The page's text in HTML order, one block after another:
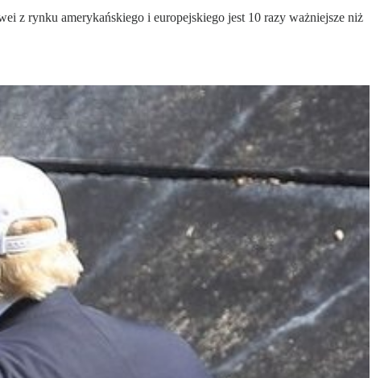
z rynku amerykańskiego i europejskiego jest 10 razy ważniejsze niż